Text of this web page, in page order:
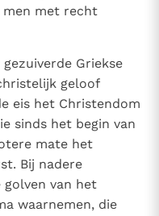
men met recht
Griekse
geloof
eis het Christendom
sinds het begin van
mate het
Bij nadere
golven van het
waarnemen, die